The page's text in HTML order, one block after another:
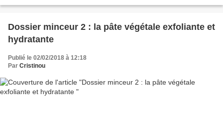
Dossier minceur 2 : la pâte végétale exfoliante et
hydratante
Publié le 02/02/2018 à 12:18
Par Cristinou